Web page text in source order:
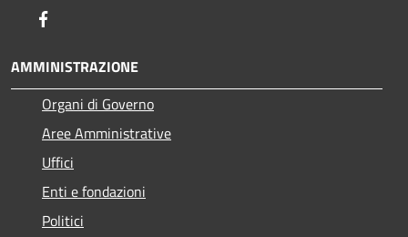
AMMINISTRAZIONE
Organi di Governo
Aree Amministrative
Uffici
Enti e fondazioni
Politici